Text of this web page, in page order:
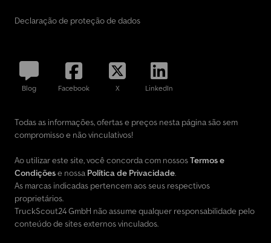
Declaração de proteção de dados
Blog Facebook X LinkedIn
Todas as informações, ofertas e preços nesta página são sem
compromisso e não vinculativos!
Ao utilizar este site, você concorda com nossosTermos e
Condiçõese nossa Política de Privacidade.
As marcas indicadas pertencem aos seus respectivos
proprietários.
TruckScout24 GmbH não assume qualquer responsabilidade pelo
conteúdo de sites externos vinculados.